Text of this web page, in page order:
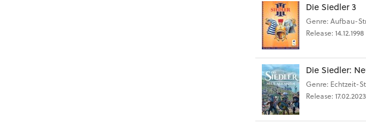
Die Siedler 3
Genre: Aufbau-
Release:
Die Siedler:
Genre: Echtzeit-
Release: